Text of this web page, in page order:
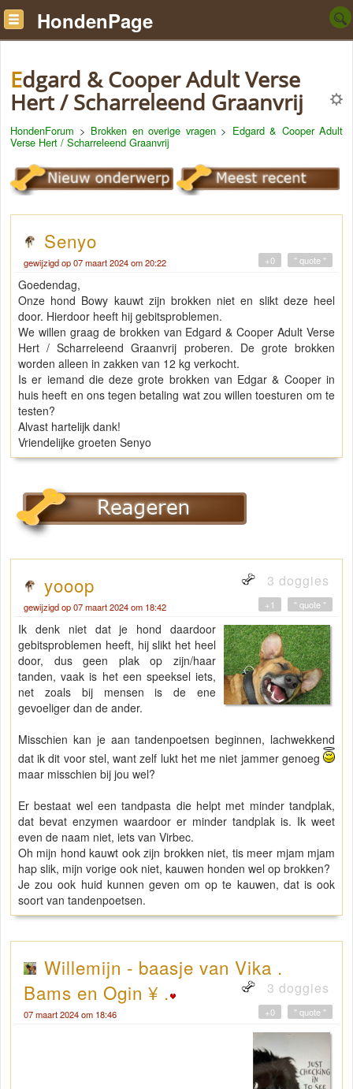
HondenPage
Edgard & Cooper Adult Verse
Hert / Scharreleend Graanvrij
HondenForum > Brokken en overige vragen> Edgard & Cooper Adult
Verse Hert / Scharreleend Graanvrij
Senyo
gewijzigd op 07 maart 2024 om 20:22 " quote "
+0
Goedendag,
Onze hond Bowy kauwt zijn brokken niet en slikt deze heel
door. Hierdoor heeft hij gebitsproblemen.
We willen graag de brokken van Edgard & Cooper Adult Verse
Hert / Scharreleend Graanvrij proberen. De grote brokken
worden alleen in zakken van 12 kg verkocht.
Is er iemand die deze grote brokken van Edgar & Cooper in
huis heeft en ons tegen betaling wat zou willen toesturen om te
testen?
Alvast hartelijk dank!
Vriendelijke groeten Senyo
yooop 3 doggies
gewijzigd op 07 maart 2024 om 18:42 " quote "
+1
Ik denk niet dat je hond daardoor
gebitsproblemen heeft, hij slikt het heel
door, dus geen plak op zijn/haar
tanden, vaak is het een speeksel iets,
net zoals bij mensen is de ene
gevoeliger dan de ander.
Misschien kan je aan tandenpoetsen beginnen, lachwekkend
dat ik dit voor stel, want zelf lukt het me niet jammer genoeg
maar misschien bij jou wel?
Er bestaat wel een tandpasta die helpt met minder tandplak,
dat bevat enzymen waardoor er minder tandplak is. Ik weet
even de naam niet, iets van Virbec.
Oh mijn hond kauwt ook zijn brokken niet, tis meer mjam mjam
hap slik, mijn vorige ook niet, kauwen honden wel op brokken?
Je zou ook huid kunnen geven om op te kauwen, dat is ook
soort van tandenpoetsen.
Willemijn - baasje van Vika .
Bams en Ogin ¥ .
3 doggies
07 maart 2024 om 18:46 " quote "
+0